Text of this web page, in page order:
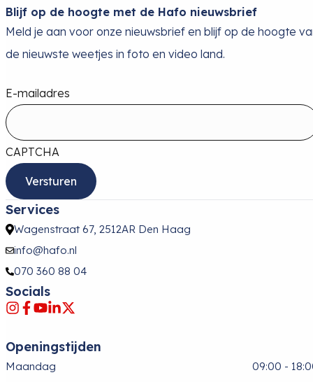
Blijf op de hoogte met de Hafo nieuwsbrief
Meld je aan voor onze nieuwsbrief en blijf op de hoogte
de nieuwste weetjes in foto en video land.
E-mailadres
CAPTCHA
Services
Wagenstraat 67, 2512AR Den Haag
info@hafo.nl
070 360 88 04
Socials
Openingstijden
Maandag
09:00 -